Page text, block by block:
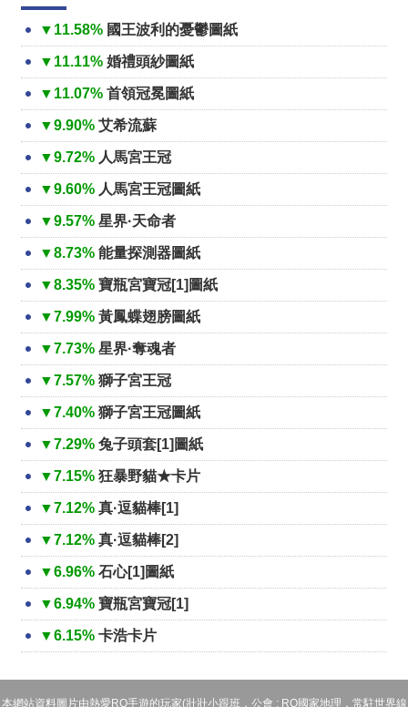
▼11.58% 國王波利的憂鬱圖紙
▼11.11% 婚禮頭紗圖紙
▼11.07% 首領冠冕圖紙
▼9.90% 艾希流蘇
▼9.72% 人馬宮王冠
▼9.60% 人馬宮王冠圖紙
▼9.57% 星界·天命者
▼8.73% 能量探測器圖紙
▼8.35% 寶瓶宮寶冠[1]圖紙
▼7.99% 黃鳳蝶翅膀圖紙
▼7.73% 星界·奪魂者
▼7.57% 獅子宮王冠
▼7.40% 獅子宮王冠圖紙
▼7.29% 兔子頭套[1]圖紙
▼7.15% 狂暴野貓★卡片
▼7.12% 真·逗貓棒[1]
▼7.12% 真·逗貓棒[2]
▼6.96% 石心[1]圖紙
▼6.94% 寶瓶宮寶冠[1]
▼6.15% 卡浩卡片
本網站資料圖片由熱愛RO手遊的玩家(壯壯小跟班，公會 : RO國家地理，常駐世界線